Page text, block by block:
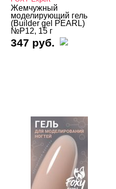
Жемчужный
моделирующий гель
(Builder gel PEARL)
№P12, 15 г
347 руб.